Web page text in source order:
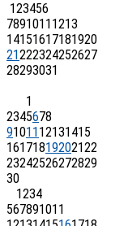
123456
7891011 1213
14151617181920
21222324252627
28293031
1
2345678
91011 12131415
16171819202122
23242526272829
30
1234
567891011